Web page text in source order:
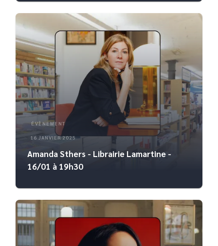
ÉVÈNEMENT
16 JANVIER 2025
Amanda Sthers - Librairie Lamartine -
16/01 à 19h30